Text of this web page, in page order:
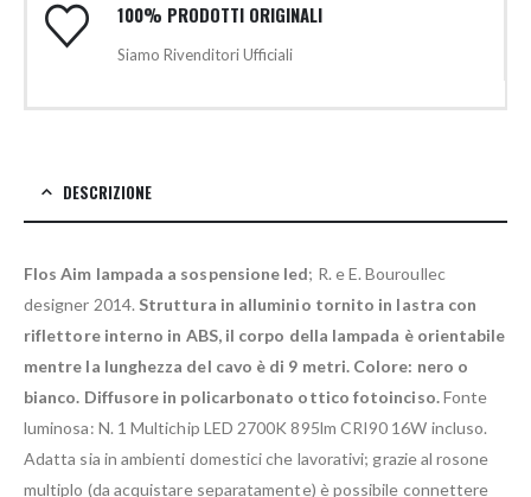
100% PRODOTTI ORIGINALI
Siamo Rivenditori Ufficiali
DESCRIZIONE
Flos Aim lampada a sospensione led; R. e E. Bouroullec
designer 2014. Struttura in alluminio tornito in lastra con
riflettore interno in ABS, il corpo della lampada è orientabile
mentre la lunghezza del cavo è di 9 metri. Colore: nero o
bianco. Diffusore in policarbonato ottico fotoinciso.Fonte
luminosa: N. 1 Multichip LED 2700K 895lm CRI90 16W incluso.
Adatta sia in ambienti domestici che lavorativi; grazie al rosone
multiplo (da acquistare separatamente) è possibile connettere